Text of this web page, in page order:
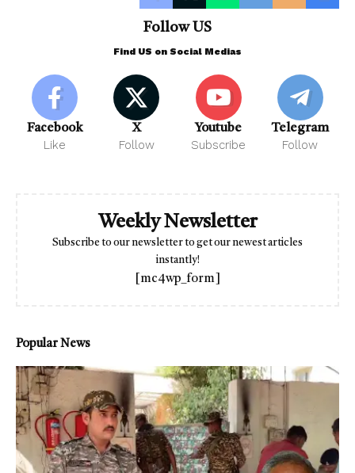
Follow US
Find US on Social Medias
Facebook
Like
X
Follow
Youtube
Subscribe
Telegram
Follow
Weekly Newsletter
Subscribe to our newsletter to get our newest articles
instantly!
[mc4wp_form]
Popular News